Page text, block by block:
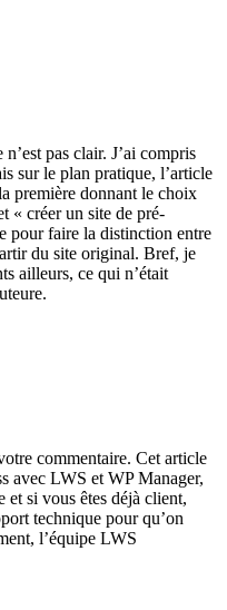
pas clair. J’ai compris
sur le plan pratique, l’article
première donnant le choix
« créer un site de pré-
pour faire la distinction entre
du site original. Bref, je
ailleurs, ce qui n’était
commentaire. Cet article
avec LWS et WP Manager,
et si vous êtes déjà client,
technique pour qu’on
l’équipe LWS